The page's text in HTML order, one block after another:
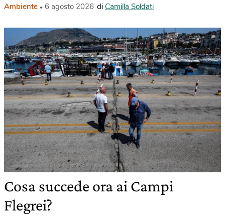
Ambiente 6 agosto 2026 di Camilla Soldati
Cosa succede ora ai Campi
Flegrei?